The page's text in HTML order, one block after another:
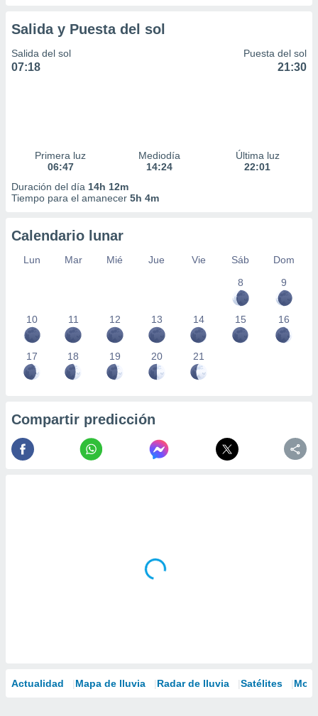
Salida y Puesta del sol
Salida del sol
07:18
Puesta del sol
21:30
Primera luz
06:47
Mediodía
14:24
Última luz
22:01
Duración del día 14h 12m
Tiempo para el amanecer 5h 4m
Calendario lunar
Lun Mar Mié Jue Vie Sáb
Dom
8
9
10 11 12 13 14 15 16
17 18 19 20 21
Compartir predicción
Actualidad Mapa de lluvia Radar de lluvia Satélites